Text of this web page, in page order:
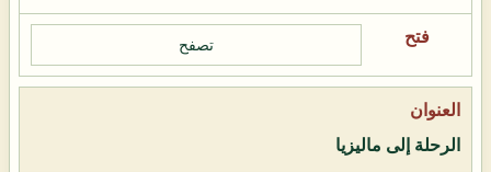
تصفح
الرحلة إلى ماليزيا